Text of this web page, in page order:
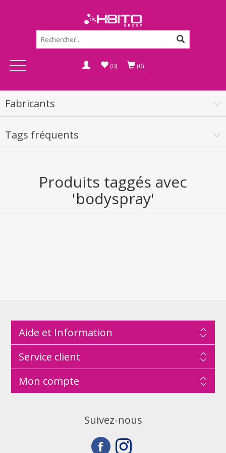
(0) (0)
Fabricants
Tags fréquents
Produits taggés avec
'bodyspray'
Aide et Information
Service client
Mon compte
Suivez-nous